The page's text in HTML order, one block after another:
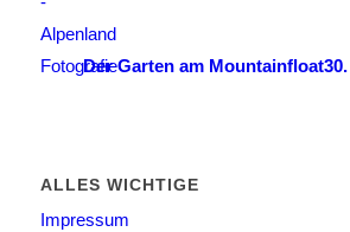
Der Garten am Mountainfloat
ALLES WICHTIGE
Impressum